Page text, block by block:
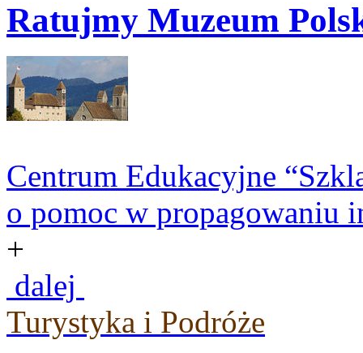
Ratujmy Muzeum
Centrum Edukacyjne
o pomoc w propagowaniu
+
dalej
Turystyka i Podróże